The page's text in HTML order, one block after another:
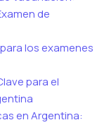
de
los examenes
para el
en Argentina: